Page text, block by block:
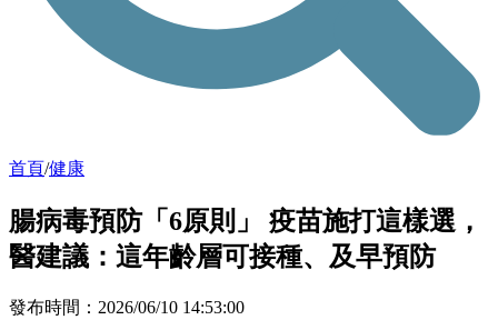
首頁/健康
腸病毒預防「6原則」 疫苗施打這樣選，
醫建議：這年齡層可接種、及早預防
發布時間：2026/06/10 14:53:00